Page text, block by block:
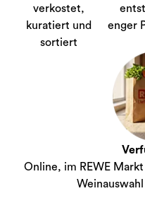
verkostet,
kuratiert und
sortiert
enger
Online, im REWE